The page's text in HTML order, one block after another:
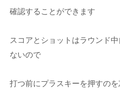
確認することができます
スコアとショットはラウンド
ないので
打つ前にプラスキーを押すの